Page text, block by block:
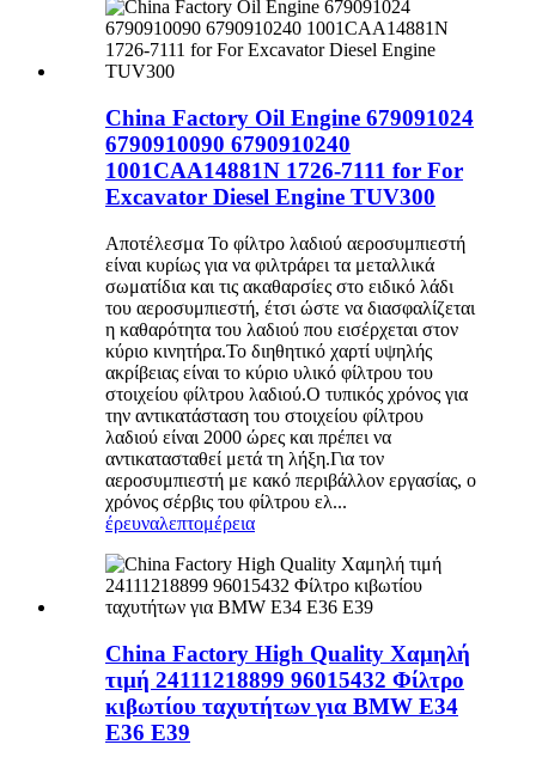
China Factory Oil Engine 679091024
6790910090 6790910240
1001CAA14881N 1726-7111 for For
Excavator Diesel Engine TUV300
Αποτέλεσμα Το φίλτρο λαδιού αεροσυμπιεστή
είναι κυρίως για να φιλτράρει τα μεταλλικά
σωματίδια και τις ακαθαρσίες στο ειδικό λάδι
του αεροσυμπιεστή, έτσι ώστε να διασφαλίζεται
η καθαρότητα του λαδιού που εισέρχεται στον
κύριο κινητήρα.Το διηθητικό χαρτί υψηλής
ακρίβειας είναι το κύριο υλικό φίλτρου του
στοιχείου φίλτρου λαδιού.Ο τυπικός χρόνος για
την αντικατάσταση του στοιχείου φίλτρου
λαδιού είναι 2000 ώρες και πρέπει να
αντικατασταθεί μετά τη λήξη.Για τον
αεροσυμπιεστή με κακό περιβάλλον εργασίας, ο
χρόνος σέρβις του φίλτρου ελ...
έρευναλεπτομέρεια
China Factory High Quality Χαμηλή
τιμή 24111218899 96015432 Φίλτρο
κιβωτίου ταχυτήτων για BMW E34
E36 E39